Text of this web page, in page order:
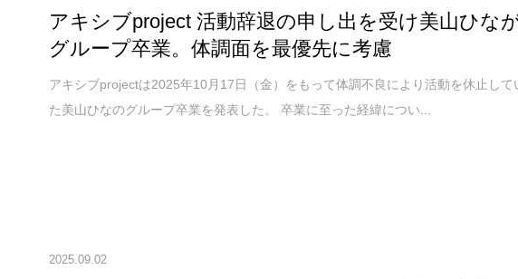
アキシブproject 活動辞退の申し出を受け美山ひな
グループ卒業。体調面を最優先に考慮
アキシブprojectは2025年10月17日（金）をもって体調不良により活動を休止して
た美山ひなのグループ卒業を発表した。 卒業に至った経緯につい...
2025.09.02